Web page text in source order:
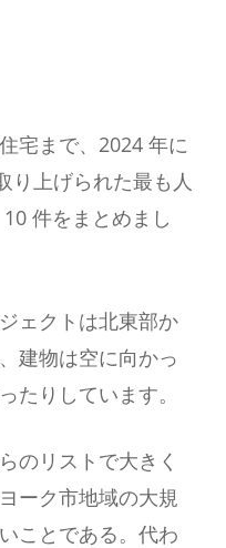
宅まで、2024 年に
り上げられた最も人
件をまとめまし
ェクトは北東部か
建物は空に向かっ
たりしています。
のリストで大きく
ーク市地域の大規
ことである。代わ